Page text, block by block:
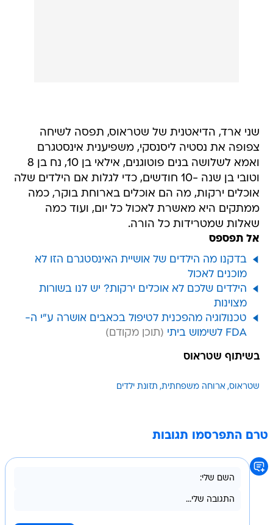
שני ארד, הדיאטנית של שטראוס, תפסה לשיחה
צפופה את נסטיה ליסנסקי, משפיענית אינסטגרם
ואמא לשלושה בנים פוטוגנים, אילאי בן 10, נח בן 8
וטובי בן שנה -10 חודשים, כדי לגלות אם הילדים שלה
אוכלים ירקות, מה הם אוכלים בארוחת בוקר, כמה
ממתקים היא מאשרת לאכול כל יום, ועוד כמה
שאלות שמטרידות כל הורה.
אל תפספס
בדקנו מה הילדים של אושיית האינסטגרם הזו לא
מוכנים לאכול
הילדים שלכם לא אוכלים ירקות? יש לנו בשורות
מצוינות
טכנולוגיה מהפכנית לטיפול בכאבים אושרה ע"י ה-
FDA לשימוש ביתי
בשיתוף שטראוס
שטראוס ארוחה משפחתית תזונת ילדים
טרם התפרסמו תגובות